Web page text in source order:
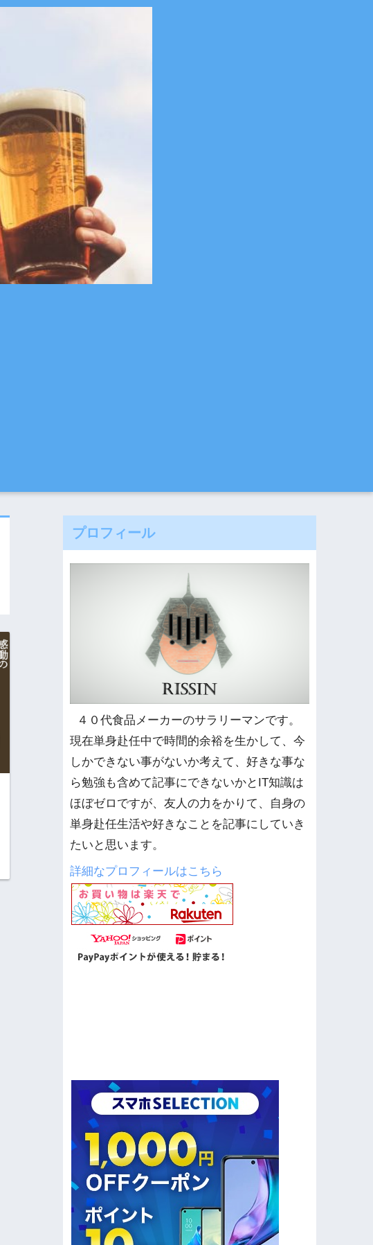
プロフィール
４０代食品メーカーのサラリーマンです。
現在単身赴任中で時間的余裕を生かして、今
しかできない事がないか考えて、好きな事な
ら勉強も含めて記事にできないかとIT知識は
ほぼゼロですが、友人の力をかりて、自身の
単身赴任生活や好きなことを記事にしていき
たいと思います。
詳細なプロフィールはこちら